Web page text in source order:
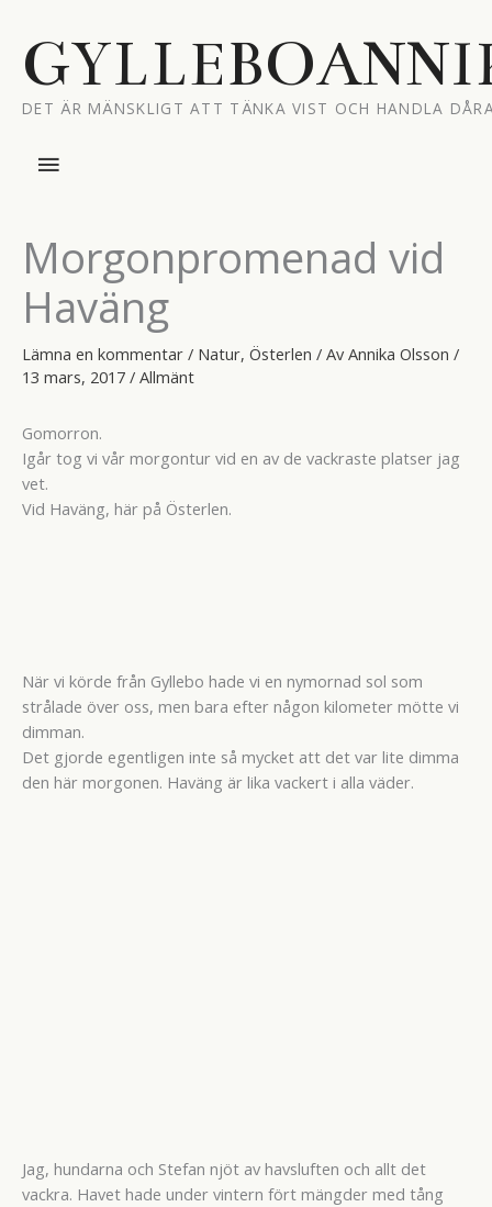
innehåll
DET ÄR MÄNSKLIGT ATT TÄNKA VIST OCH HANDLA
Huvudmeny
Morgonpromenad vid
Haväng
Lämna en kommentar / Natur, Österlen / Av Annika Olsson /
13 mars, 2017 / Allmänt
Gomorron.
Igår tog vi vår morgontur vid en av de vackraste platser jag
vet.
Vid Haväng, här på Österlen.
När vi körde från Gyllebo hade vi en nymornad sol som
strålade över oss, men bara efter någon kilometer mötte vi
dimman.
Det gjorde egentligen inte så mycket att det var lite dimma
den här morgonen. Haväng är lika vackert i alla väder.
Jag, hundarna och Stefan njöt av havsluften och allt det
vackra. Havet hade under vintern fört mängder med tång